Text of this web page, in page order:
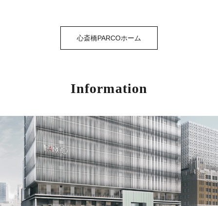
心斎橋PARCOホーム
Information